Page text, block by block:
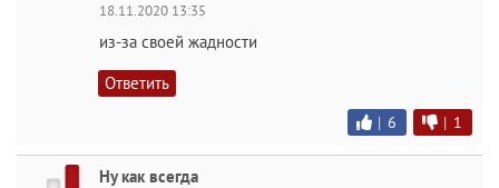
18.11.2020 13:35
из-за своей жадности
Ответить
| 6 | 1
Ну как всегда